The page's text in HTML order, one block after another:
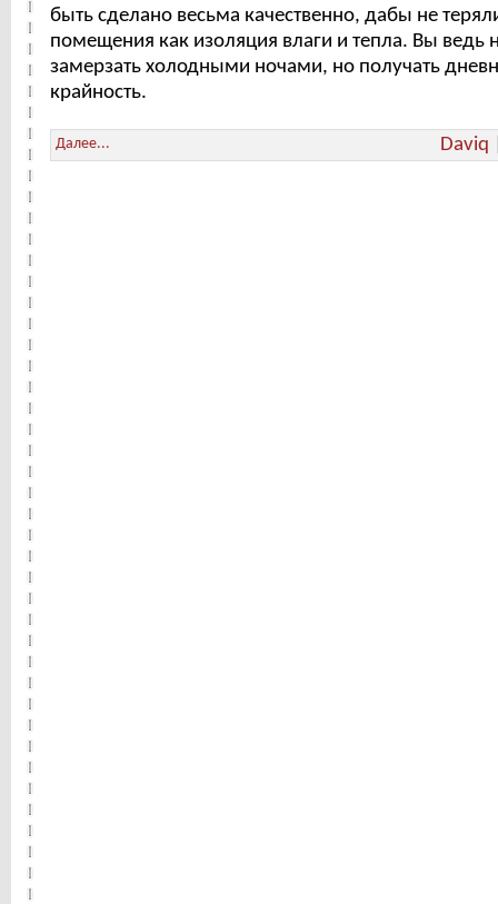
быть сделано весьма качественно, дабы не
помещения как изоляция влаги и тепла. Вы ведь
замерзать холодными ночами, но получать
крайность.
Далее... Daviq